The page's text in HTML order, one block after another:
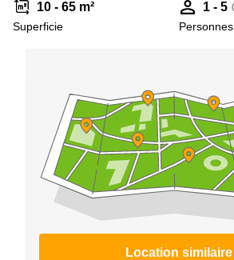
10 - 65 m²
Superficie
1 - 5
Personnes
Location similaire